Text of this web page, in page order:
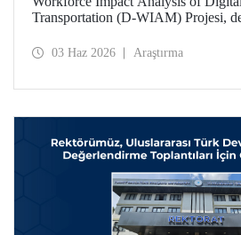
Transportation (D-WIAM) Projesi,
Uluslararası Denizcilik
araştırmacısı Emre Düzenli
03 Haz 2026 Araştırma